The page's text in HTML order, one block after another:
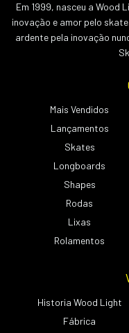
Em 1999, nasceu a Wood
inovação e amor pelo
ardente pela inovação
Mais Vendidos
Lançamentos
Skates
Longboards
Shapes
Rodas
Lixas
Rolamentos
Historia Wood Light
Fábrica